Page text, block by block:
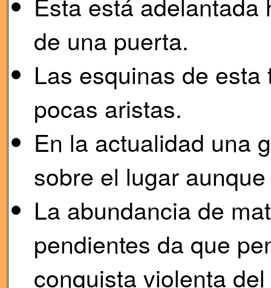
de una puerta.
Las esquinas de
pocas aristas.
En la actualidad una
sobre el lugar
La abundancia de
pendientes da que
conquista violenta